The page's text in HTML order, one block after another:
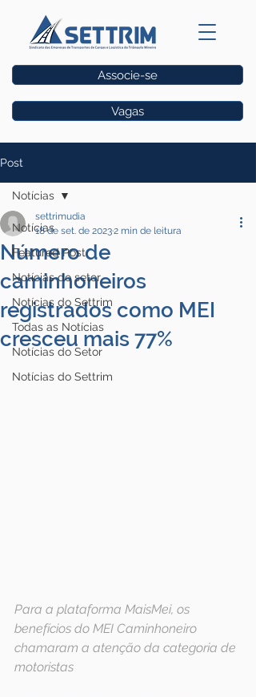
Associe-se
Vagas
Post
Notícias
Featured Post
Notícias do setor
Notícias do Settrim
Todas as Notícias
Notícias do Setor
Notícias do Settrim
Notícias
Número de
caminhoneiros
registrados como MEI
cresceu mais 77%
settrimudia
18 de set. de 20232 min de leitura
Para a plataforma MaisMei, os
benefícios do MEI Caminhoneiro
chamaram a atenção da categoria de
motoristas